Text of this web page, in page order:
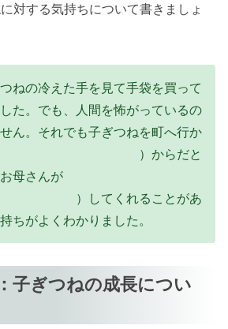
対する気持ちについて書きましょ
ねの冷えた手を見て手袋を買って
た。でも、人間を怖がっているの
ん。それでも子ぎつねを町へ行か
、（ ）からだと
母さんが
くれることがあ
ちがよくわかりました。
子ぎつねの成長につい